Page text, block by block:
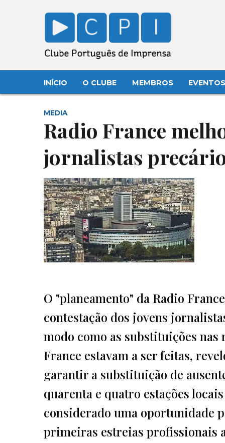
INÍCIO O CLUBE MEMBROS EVENTOS
MEDIA
Radio France
jornalistas
O "planeamento" da Radio
contestação dos jovens
modo como as substituições nas
France estavam a ser feitas,
garantir a substituição de
quarenta e quatro estações
considerado uma oportunidade
primeiras estreias profissionais